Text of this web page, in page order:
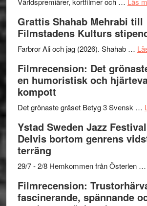
Grattis Shahab Mehrabi till
Filmstadens Kulturs
Farbror Ali och jag (2026). Shahab …
Filmrecension: Det
en humoristisk och
kompott
Det grönaste gräset Betyg 3 Svensk …
Ystad Sweden Jazz
Delvis bortom genrens
terräng
29/7 - 2/8 Hemkommen från Österlen …
Filmrecension:
fascinerande, spännande